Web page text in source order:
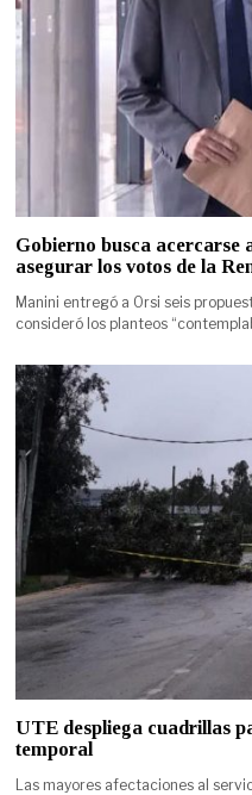
Gobierno busca acercarse
asegurar los votos de la
Manini entregó a Orsi seis
consideró los planteos
UTE despliega cuadrillas
temporal
Las mayores afectaciones al